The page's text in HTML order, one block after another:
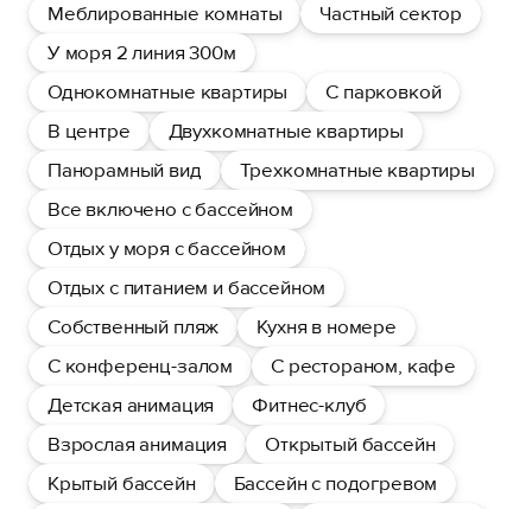
Меблированные комнаты
Частный сектор
У моря 2 линия 300м
Однокомнатные квартиры
С парковкой
В центре
Двухкомнатные квартиры
Панорамный вид
Трехкомнатные квартиры
Все включено с бассейном
Отдых у моря с бассейном
Отдых с питанием и бассейном
Собственный пляж
Кухня в номере
С конференц-залом
С рестораном, кафе
Детская анимация
Фитнес-клуб
Взрослая анимация
Открытый бассейн
Крытый бассейн
Бассейн с подогревом